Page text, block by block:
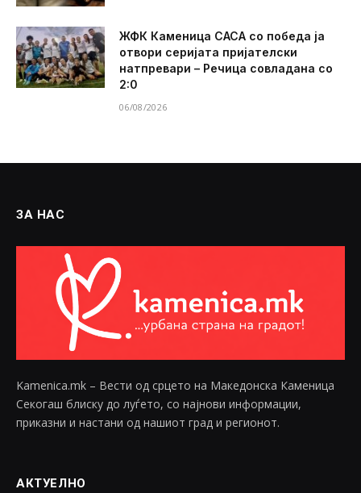
ЖФК Каменица САСА со победа ја
отвори серијата пријателски
натпревари – Речица совладана со
2:0
06/08/2026
ЗА НАС
Kamenica.mk – Вести од срцето на Македонска Каменица
Секогаш блиску до луѓето, со најнови информации,
приказни и настани од нашиот град и регионот.
АКТУЕЛНО